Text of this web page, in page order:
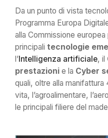
Da un punto di vista
Programma Europa
alla Commissione
principali tecnologie
l’Intelligenza artificiale, il
prestazioni e la Cyber
quali, oltre alla
vita, l’agroalimentare,
le principali filiere del